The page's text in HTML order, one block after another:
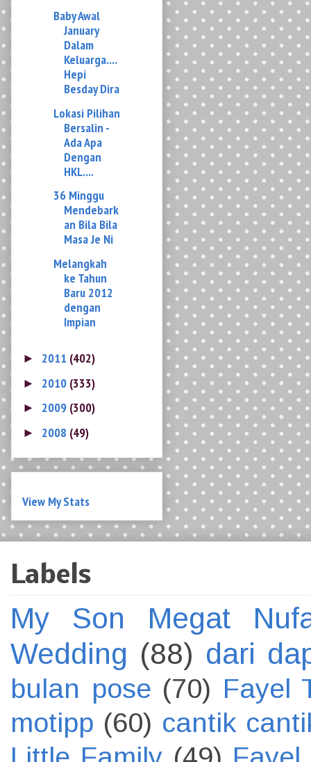
Hepi
Besday Dira
Lokasi Pilihan
Bersalin -
Ada Apa
HKL....
36 Minggu
Mendebark
an Bila Bila
Melangkah
ke Tahun
Baru 2012
Impian
2011(402)
2010(333)
► 2009 (300)
► 2008 (49)
Labels
My Son Megat
Wedding
(88) dari
bulan pose (70) Fayel
motipp (60) cantik
Little Family
(49)
(41) dating (36) geng